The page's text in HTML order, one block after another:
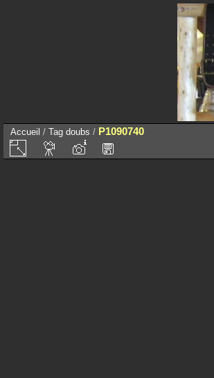
Accueil / Tag doubs / P1090740